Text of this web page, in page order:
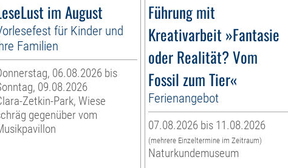
im August
für Kinder und
Familien
06.08.2026 bis
09.08.2026
Zetkin-Park, Wiese
gegenüber vom
Führung mit
Kreativarbeit »Fantasie
oder Realität? Vom
Fossil zum Tier«
Ferienangebot
07.08.2026 bis 11.08.2026
(mehrere Einzeltermine im Zeitraum)
Naturkundemuseum